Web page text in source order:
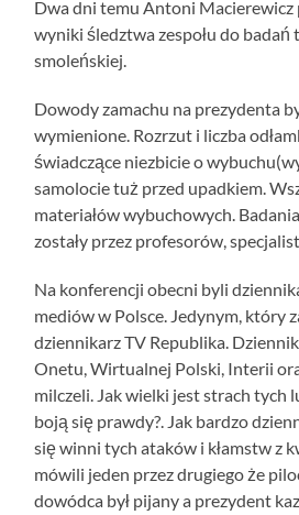
Dwa dni temu Antoni Macierewicz
wyniki śledztwa zespołu do
smoleńskiej.
Dowody zamachu na prezydenta
wymienione. Rozrzut i liczba
świadczące niezbicie o
samolocie tuż przed upadkiem.
materiałów wybuchowych.
zostały przez profesorów,
Na konferencji obecni byli
mediów w Polsce. Jedynym, który
dziennikarz TV Republika.
Onetu, Wirtualnej Polski, Interii
milczeli. Jak wielki jest strach tych
boją się prawdy?. Jak bardzo
się winni tych ataków i kłamstw z
mówili jeden przez drugiego że
dowódca był pijany a prezydent